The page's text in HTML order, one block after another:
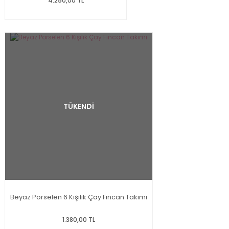
TÜKENDİ
Beyaz Porselen 6 Kişilik Çay Fincan Takımı
1.380,00 TL